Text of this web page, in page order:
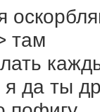
там
я да ты